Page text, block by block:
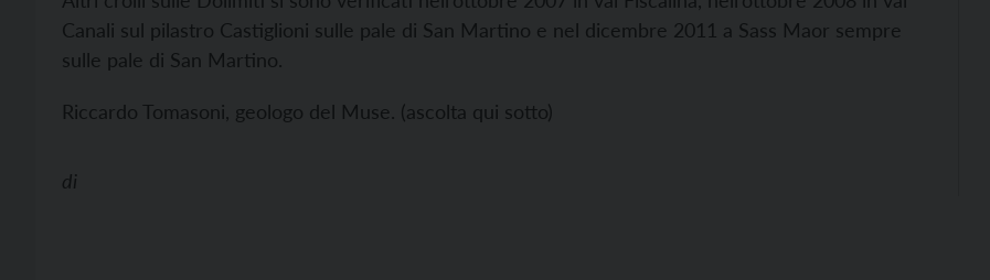
Canali sul pilastro Castiglioni sulle pale di San Martino e nel dicembre 2011 a Sass Maor sempre
sulle pale di San Martino.
Riccardo Tomasoni, geologo del Muse. (ascolta qui sotto)
di